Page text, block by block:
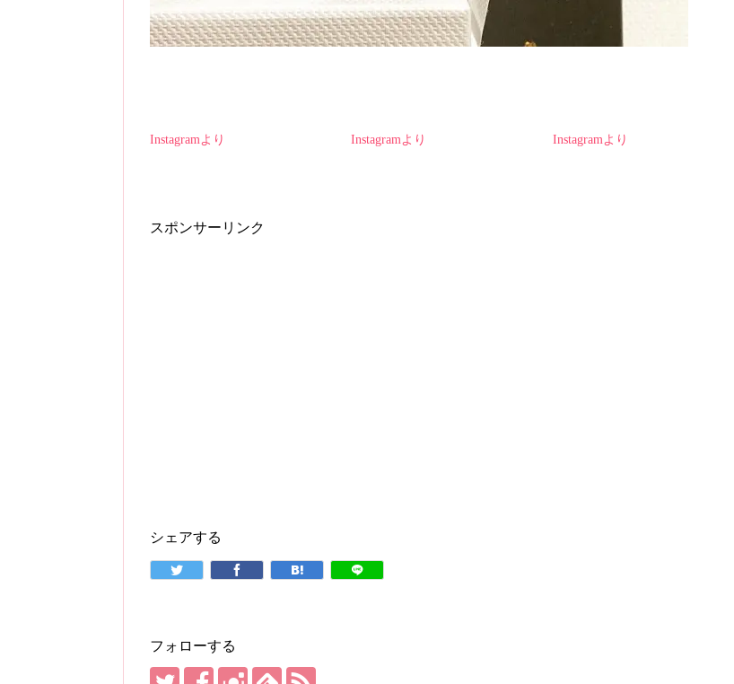
Instagramより Instagramより Instagramより
スポンサーリンク
シェアする
フォローする